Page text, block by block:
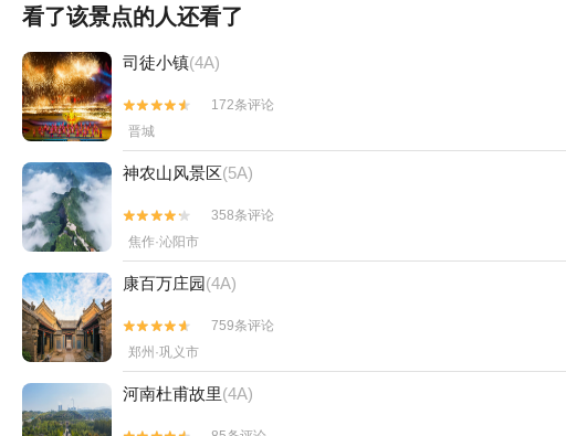
看了该景点的人还看了
司徒小镇(4A)


172条评论
晋城
神农山风景区(5A)


358条评论
焦作·沁阳市
康百万庄园(4A)


759条评论
郑州·巩义市
河南杜甫故里(4A)